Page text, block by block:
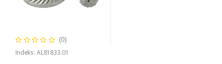
(0)
Indeks: AL81833.01